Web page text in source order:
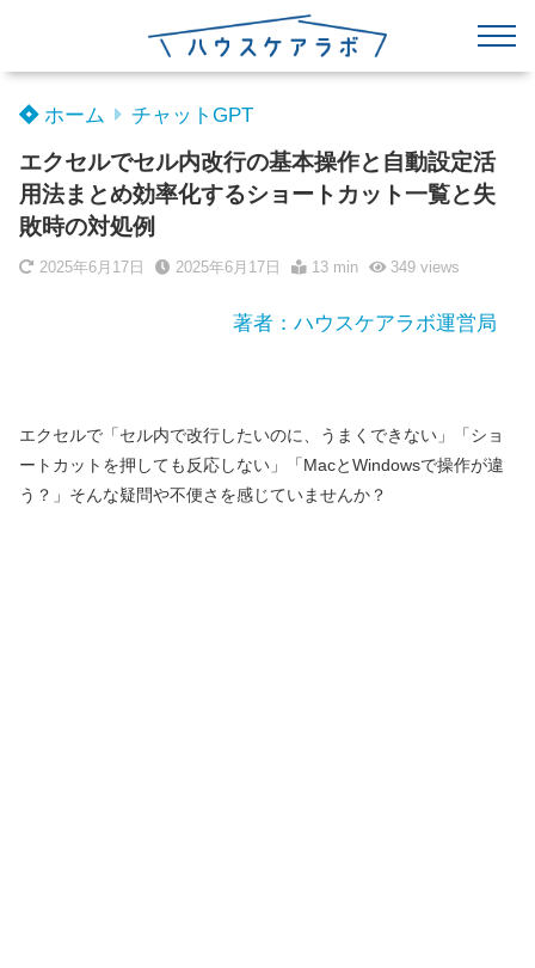
ホーム チャットGPT
エクセルでセル内改行の基本操作と自動設定活
用法まとめ効率化するショートカット一覧と失
敗時の対処例
2025年6月17日 2025年6月17日 13 min 349views
著者：ハウスケアラボ運営局
エクセルで「セル内で改行したいのに、うまくできない」「ショ
ートカットを押しても反応しない」「MacとWindowsで操作が違
う？」そんな疑問や不便さを感じていませんか？